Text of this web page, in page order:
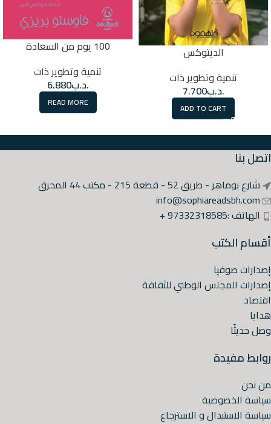
الديتوكس
تنمية وتطوير ذات
.د.ب7.700
ADD TO CART
100 يوم من السعادة
تنمية وتطوير ذات
.د.ب6.880
READ MORE
اتصل بنا
شارع بوماهر - طريق 52 - قطعة 215 - مكتب 44 المحرق
info@sophiareadsbh.com
الهاتف :97332318585 +
أقسام الكتب
إصدارات صوفيا
إصدارات المجلس الوطني للثقافة
اقتصاد
هدايا
وصل حديثًا
روابط مفيدة
من نحن
سياسة الخصوصية
سياسة الاستبدال و الاسترجاع